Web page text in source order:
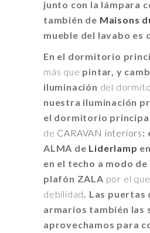
junto con la lámpara
también de Maisons
mueble del lavabo es
En el dormitorio
más que pintar, y
iluminación del
nuestra iluminación
el dormitorio
de CARAVAN interiors:
ALMA de Liderlamp
en el techo a modo
plafón ZALA por el
debilidad
. Las puertas
armarios también las
aprovechamos para